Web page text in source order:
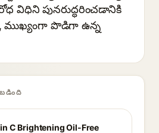
విధిని పునరుద్ధరించడానికి
ముఖ్యంగా పొడిగా ఉన్న
C Brightening Oil-Free